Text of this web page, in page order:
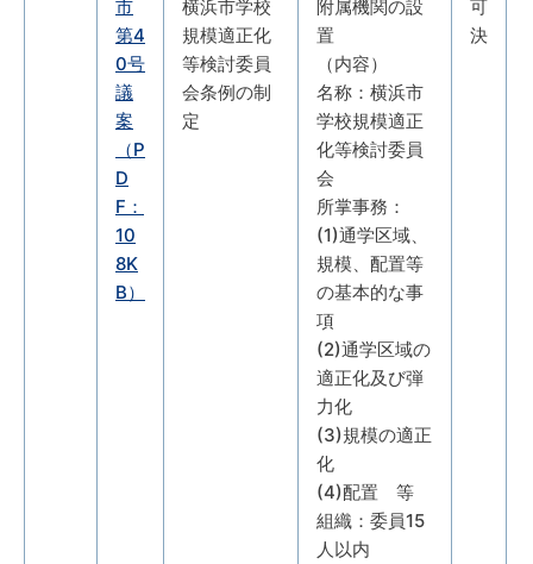
市
第4
0号
議
案
（P
D
F：
10
8K
B）
横浜市学校
規模適正化
等検討委員
会条例の制
定
附属機関の設
置
（内容）
名称：横浜市
学校規模適正
化等検討委員
会
所掌事務：
(1)通学区域、
規模、配置等
の基本的な事
項
(2)通学区域の
適正化及び弾
力化
(3)規模の適正
化
(4)配置 等
組織：委員15
人以内
可
決